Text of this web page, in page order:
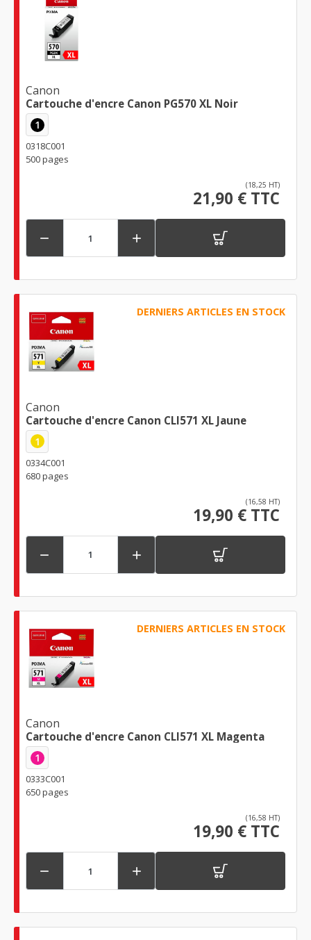
Canon
Cartouche d'encre Canon PG570 XL Noir
1
0318C001
500 pages
(18,25 HT)
21,90 € TTC
 
DERNIERS ARTICLES EN STOCK
Canon
Cartouche d'encre Canon CLI571 XL Jaune
1
0334C001
680 pages
(16,58 HT)
19,90 € TTC
 
DERNIERS ARTICLES EN STOCK
Canon
Cartouche d'encre Canon CLI571 XL Magenta
1
0333C001
650 pages
(16,58 HT)
19,90 € TTC
 